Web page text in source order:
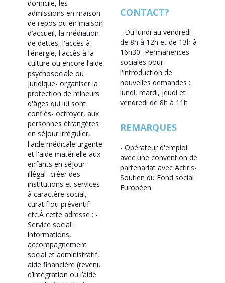
domicile, les
admissions en maison
de repos ou en maison
d’accueil, la médiation
de dettes, l'accès à
l'énergie, l'accès à la
culture ou encore l’aide
psychosociale ou
juridique- organiser la
protection de mineurs
d'âges qui lui sont
confiés- octroyer, aux
personnes étrangères
en séjour irrégulier,
l'aide médicale urgente
et l'aide matérielle aux
enfants en séjour
illégal- créer des
institutions et services
à caractère social,
curatif ou préventif-
etc.À cette adresse : -
Service social :
informations,
accompagnement
social et administratif,
aide financière (revenu
d’intégration ou l’aide
CONTACT?
- Du lundi au vendredi
de 8h à 12h et de 13h à
16h30- Permanences
sociales pour
l'introduction de
nouvelles demandes :
lundi, mardi, jeudi et
vendredi de 8h à 11h
REMARQUES
- Opérateur d'emploi
avec une convention de
partenariat avec Actiris-
Soutien du Fond social
Européen